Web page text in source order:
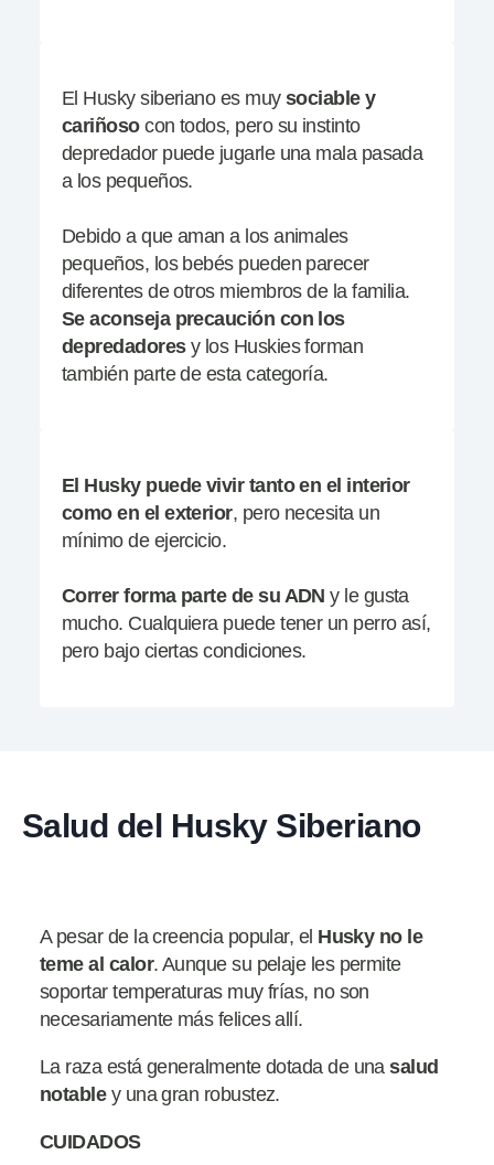
El Husky siberiano es muysociable y
cariñosocon todos, pero su instinto
depredador puede jugarle una mala pasada
a los pequeños.
Debido a que aman a los animales
pequeños, los bebés pueden parecer
diferentes de otros miembros de la familia.
Se aconseja precaución con los
depredadoresy los Huskies forman
también parte de esta categoría.
El Husky puede vivir tanto en el interior
como en el exterior, pero necesita un
mínimo de ejercicio.
Correr forma parte de su ADN y le gusta
mucho. Cualquiera puede tener un perro así,
pero bajo ciertas condiciones.
Salud del Husky Siberiano
A pesar de la creencia popular, el Husky no le
teme al calor. Aunque su pelaje les permite
soportar temperaturas muy frías, no son
necesariamente más felices allí.
La raza está generalmente dotada de unasalud
notabley una gran robustez.
CUIDADOS